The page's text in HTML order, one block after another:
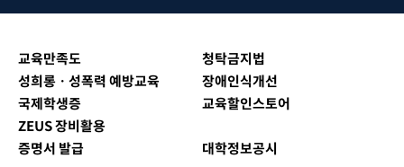
교육만족도
청탁금지법
성희롱ㆍ성폭력 예방교육
장애인식개선
국제학생증
교육할인스토어
ZEUS 장비활용
증명서 발급
대학정보공시